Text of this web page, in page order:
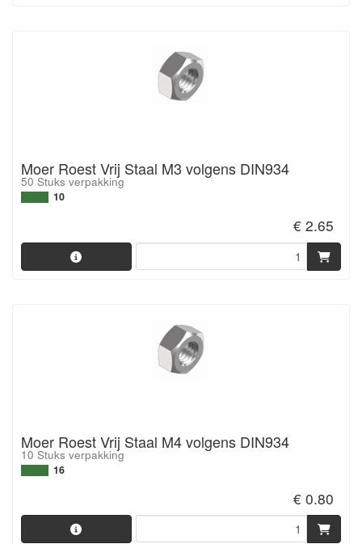
Moer Roest Vrij Staal M3 volgens DIN934
50 Stuks verpakking
10
€ 2.65
Moer Roest Vrij Staal M4 volgens DIN934
10 Stuks verpakking
16
€ 0.80